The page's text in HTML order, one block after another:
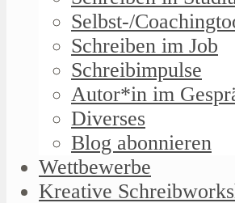
Selbst-/
Schreiben im Job
Schreibimpulse
Autor*in im
Diverses
Blog abonnieren
Wettbewerbe
Kreative